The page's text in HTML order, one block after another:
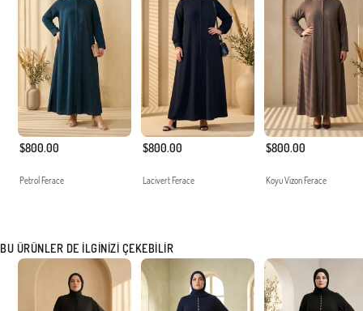
$800.00
Petrol Ferace
$800.00
Lacivert Ferace
$800.00
Koyu Vizon Ferace
BU ÜRÜNLER DE İLGINIZI ÇEKEBILIR